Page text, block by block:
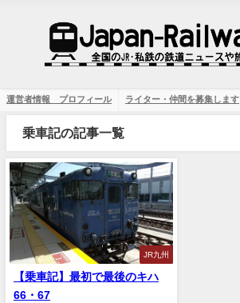
運営者情報 プロフィール ライター・仲間を募集します
乗車記の記事一覧
JR九州
【乗車記】最初で最後のキハ
66・67